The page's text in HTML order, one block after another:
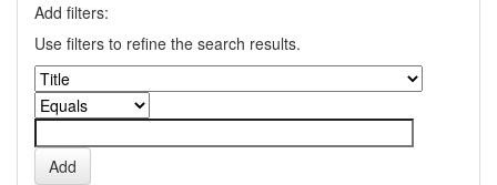
Add filters:
Use filters to refine the search results.